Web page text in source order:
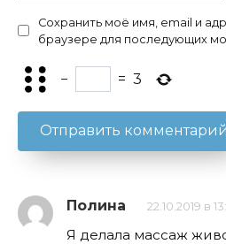
Сохранить моё имя, email и
браузере для последующих
− = 3
Полина 22.10.2019 в
Я делала массаж